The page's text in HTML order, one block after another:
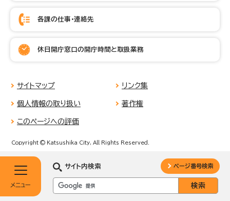
メニュー
サイト内検索 ページ番号検索
各課の仕事・連絡先
休日開庁窓口の開庁時間と取扱業務
サイトマップ リンク集
個人情報の取り扱い 著作権
このページへの評価
Copyright © Katsushika City, All Rights Reserved.